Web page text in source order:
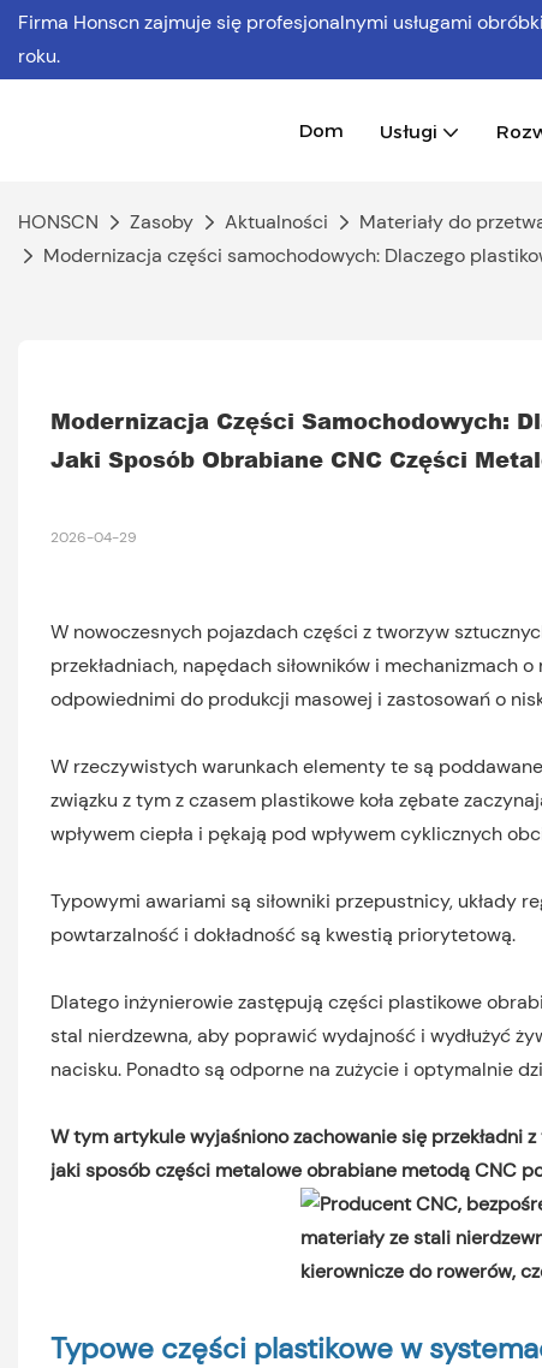
Firma Honscn zajmuje się profesjonalnymi usługami
roku.
Dom Usługi
HONSCN Zasoby Aktualności
Materiały do
Modernizacja części samochodowych: Dlaczego
Modernizacja Części Samochodowych:
Jaki Sposób Obrabiane CNC Części
2026-04-29
W nowoczesnych pojazdach części z tworzyw
przekładniach, napędach siłowników i mechanizmach
odpowiednimi do produkcji masowej i zastosowań o
W rzeczywistych warunkach elementy te są
związku z tym z czasem plastikowe koła zębate
wpływem ciepła i pękają pod wpływem cyklicznych
Typowymi awariami są siłowniki przepustnicy, układy
powtarzalność i dokładność są kwestią priorytetową.
Dlatego inżynierowie zastępują części plastikowe
stal nierdzewna, aby poprawić wydajność i wydłużyć
nacisku. Ponadto są odporne na zużycie i optymalnie
W tym artykule wyjaśniono zachowanie się przekładni
jaki sposób części metalowe obrabiane metodą CNC
Typowe części plastikowe w